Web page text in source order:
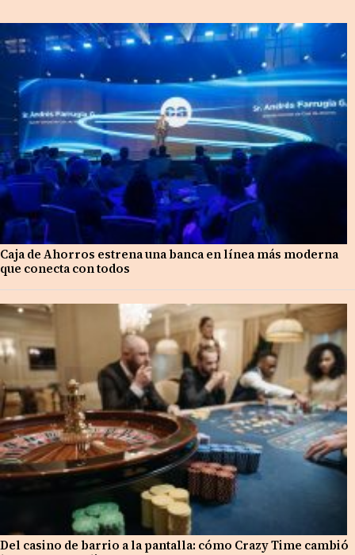
Caja de Ahorros estrena una banca en línea más moderna
que conecta con todos
Del casino de barrio a la pantalla: cómo Crazy Time cambió